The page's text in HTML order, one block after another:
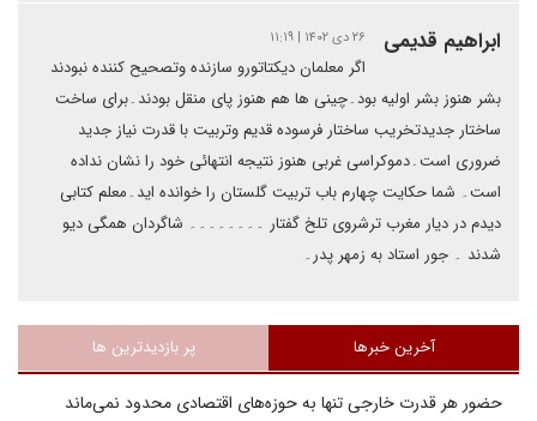
ابراهیم قدیمی ۲۶ دی ۱۴۰۲ | ۱۱:۱۹
اگر معلمان دیکتاتورو سازنده وتصحیح کننده نبودند
بشر هنوز بشر اولیه بود۔چینی ها هم هنوز پای منقل بودند۔برای ساخت
ساختار جدیدتخریب ساختار فرسوده قدیم وتربیت با قدرت نیاز جدید
ضروری است۔دموکراسی غربی هنوز نتیجه انتهائی خود را نشان نداده
است۔ شما حکایت چهارم باب تربیت گلستان را خوانده اید۔معلم کتابی
دیدم در دیار مغرب ترشروی تلخ گفتار ۔۔۔۔۔۔۔۔ شاگردان همگی دیو
شدند ۔ جور استاد به زمهر پدر۔
آخرین خبرها پر بازدیدترین ها
حضور هر قدرت خارجی تنها به حوزه‌های اقتصادی محدود نمی‌ماند